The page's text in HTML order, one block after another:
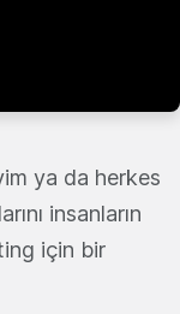
ya da herkes
insanların
için bir